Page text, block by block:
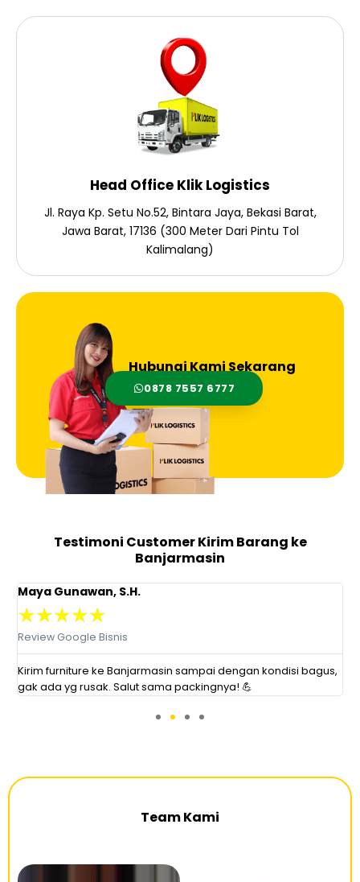
Head Office Klik Logistics
Jl. Raya Kp. Setu No.52, Bintara Jaya, Bekasi Barat,
Jawa Barat, 17136 (300 Meter Dari Pintu Tol
Kalimalang)
Hubungi Kami Sekarang
0878 7557 6777
Testimoni Customer Kirim Barang ke
Banjarmasin
Maya Gunawan, S.H.
★★★★★
Review Google Bisnis
Kirim furniture ke Banjarmasin sampai dengan kondisi bagus,
gak ada yg rusak. Salut sama packingnya! 💪
Team Kami